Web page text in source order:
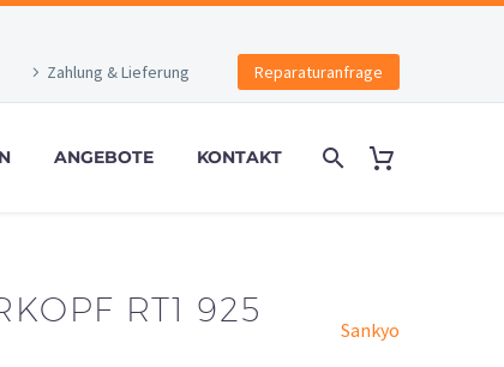
Zahlung & Lieferung Reparaturanfrage
ANGEBOTE KONTAKT
RT1 925
Sankyo